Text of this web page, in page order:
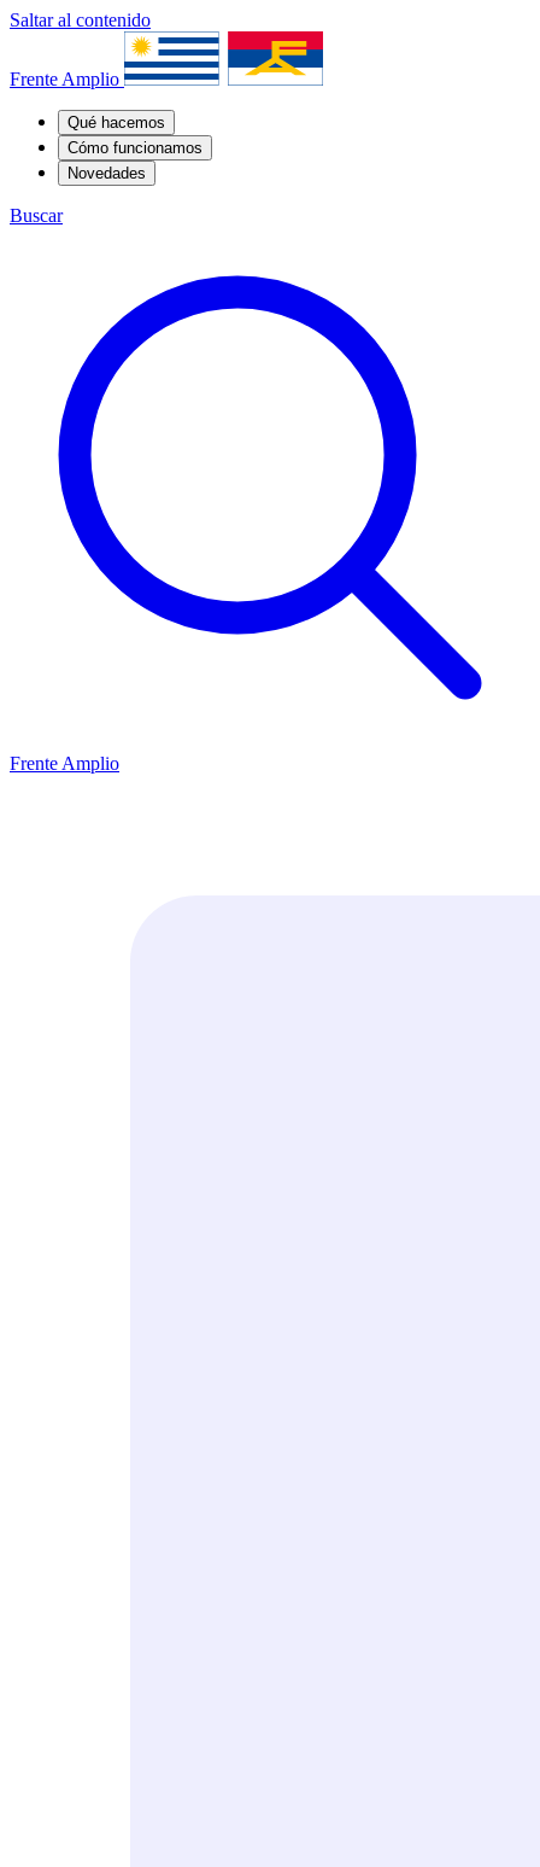
Saltar al contenido
Frente Amplio
Qué hacemos
Cómo funcionamos
Novedades
Buscar
Frente Amplio